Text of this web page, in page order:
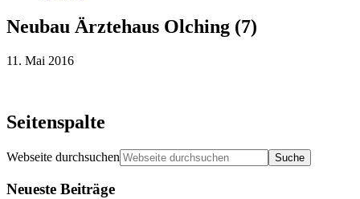
Neubau Ärztehaus Olching (7)
11. Mai 2016
Seitenspalte
Webseite durchsuchen
Neueste Beiträge